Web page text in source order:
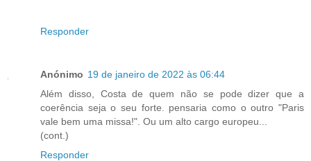
Responder
Anónimo 19 de janeiro de 2022 às 06:44
Além disso, Costa de quem não se pode dizer que a
coerência seja o seu forte. pensaria como o outro "Paris
vale bem uma missa!". Ou um alto cargo europeu...
(cont.)
Responder